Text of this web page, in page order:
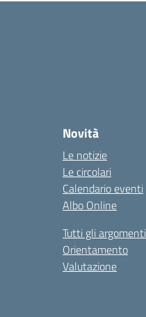
Novità
Le notizie
Le circolari
Calendario eventi
Albo Online
Tutti gli argomenti
Orientamento
Valutazione